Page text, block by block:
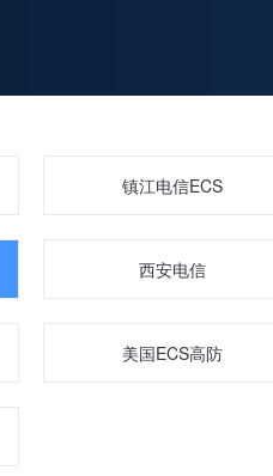
镇江电信ECS
西安电信
美国ECS高防